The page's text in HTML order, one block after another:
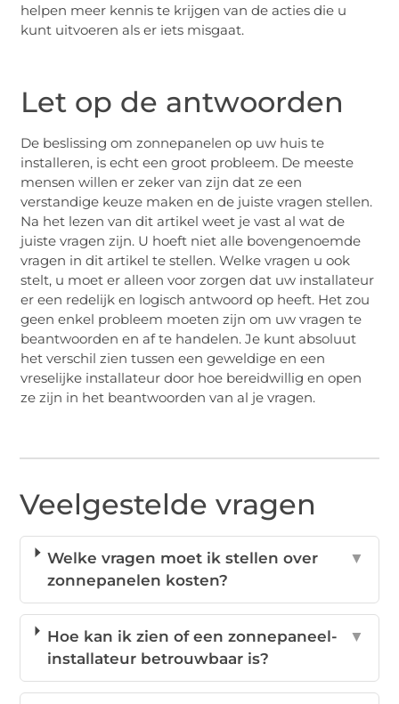
helpen meer kennis te krijgen van de acties die u
kunt uitvoeren als er iets misgaat.
Let op de antwoorden
De beslissing om zonnepanelen op uw huis te
installeren, is echt een groot probleem. De meeste
mensen willen er zeker van zijn dat ze een
verstandige keuze maken en de juiste vragen stellen.
Na het lezen van dit artikel weet je vast al wat de
juiste vragen zijn. U hoeft niet alle bovengenoemde
vragen in dit artikel te stellen. Welke vragen u ook
stelt, u moet er alleen voor zorgen dat uw installateur
er een redelijk en logisch antwoord op heeft. Het zou
geen enkel probleem moeten zijn om uw vragen te
beantwoorden en af ​​te handelen. Je kunt absoluut
het verschil zien tussen een geweldige en een
vreselijke installateur door hoe bereidwillig en open
ze zijn in het beantwoorden van al je vragen.
Veelgestelde vragen
Welke vragen moet ik stellen over
zonnepanelen kosten?
▼
Hoe kan ik zien of een zonnepaneel-
installateur betrouwbaar is?
▼